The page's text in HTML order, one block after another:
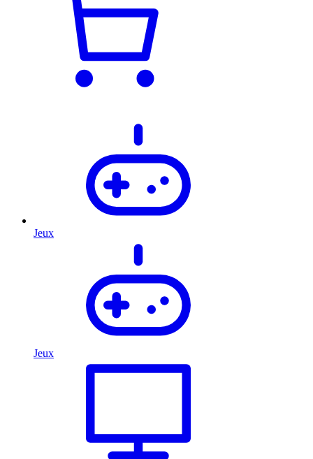
Jeux
Jeux